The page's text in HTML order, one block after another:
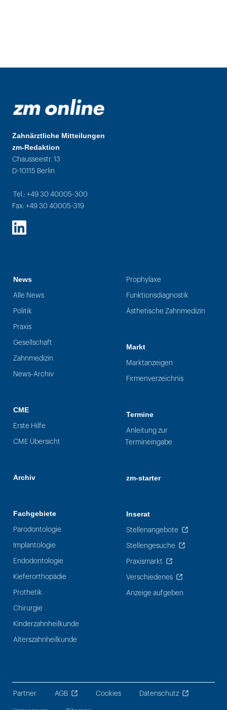
Zahnärztliche Mitteilungen
zm-Redaktion
Chausseestr. 13
D-10115 Berlin
Tel.: +49 30 40005-300
Fax: +49 30 40005-319
LinkedIn
News
Alle News
Politik
Praxis
Gesellschaft
Zahnmedizin
News-Archiv
CME
Erste Hilfe
CME Übersicht
Archiv
Fachgebiete
Parodontologie
Implantologie
Endodontologie
Kieferorthopädie
Prothetik
Chirurgie
Kinderzahnheilkunde
Alterszahnheilkunde
Prophylaxe
Funktionsdiagnostik
Ästhetische Zahnmedizin
Markt
Marktanzeigen
Firmenverzeichnis
Termine
Anleitung zur
Termineingabe
zm-starter
Inserat
Stellenangebote
Stellengesuche
Praxismarkt
Verschiedenes
Anzeige aufgeben
Partner AGB Cookies Datenschutz